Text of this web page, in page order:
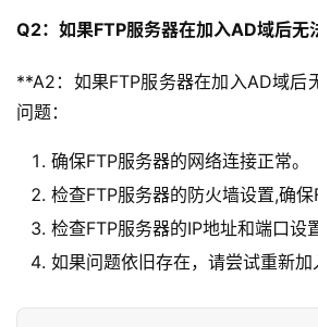
Q2：如果FTP服务器在加入AD域后无
**A2：如果FTP服务器在加入AD域后
问题：
确保FTP服务器的网络连接正常。
检查FTP服务器的防火墙设置,确保
检查FTP服务器的IP地址和端口设
如果问题依旧存在，请尝试重新